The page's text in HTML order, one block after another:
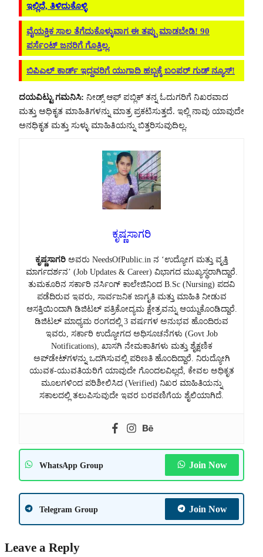
ಇಲ್ಲಿದೆ, ತಿಳಿದುಕೊಳ್ಳಿ
ವೈಯಕ್ತಿಕ ಸಾಲ ತೆಗೆದುಕೊಳ್ಳುವಾಗ ಈ ತಪ್ಪು ಮಾಡಬೇಡಿ! 90
ಪರ್ಸೆಂಟ್ ಜನರಿಗೆ ಗೊತ್ತಿಲ್ಲ.
ಬಿಪಿಎಲ್ ಕಾರ್ಡ್ ಇದ್ದವರಿಗೆ ಯುಗಾದಿ ಹಬ್ಬಕ್ಕೆ ಬಂಪರ್ ಗುಡ್ ನ್ಯೂಸ್!
ದಯವಿಟ್ಟು ಗಮನಿಸಿ: ನೀಡ್ಸ್ ಆಫ್ ಪಬ್ಲಿಕ್ ತನ್ನ ಓದುಗರಿಗೆ ನಿಖರವಾದ
ಮತ್ತು ಅಧಿಕೃತ ಮಾಹಿತಿಗಳನ್ನು ಮಾತ್ರ ಪ್ರಕಟಿಸುತ್ತದೆ. ಇಲ್ಲಿ ನಾವು ಯಾವುದೇ
ಅನಧಿಕೃತ ಮತ್ತು ಸುಳ್ಳು ಮಾಹಿತಿಯನ್ನು ಬಿತ್ತರಿಸುವುದಿಲ್ಲ.
ಕೃಷ್ಣಸಾಗರಿ
ಕೃಷ್ಣಸಾಗರಿ ಅವರು NeedsOfPublic.in ನ ‘ಉದ್ಯೋಗ ಮತ್ತು ವೃತ್ತಿ
ಮಾರ್ಗದರ್ಶನ’ (Job Updates & Career) ವಿಭಾಗದ ಮುಖ್ಯಸ್ಥರಾಗಿದ್ದಾರೆ.
ತುಮಕೂರಿನ ಸರ್ಕಾರಿ ನರ್ಸಿಂಗ್ ಕಾಲೇಜಿನಿಂದ B.Sc (Nursing) ಪದವಿ
ಪಡೆದಿರುವ ಇವರು, ಸಾರ್ವಜನಿಕ ಜಾಗೃತಿ ಮತ್ತು ಮಾಹಿತಿ ನೀಡುವ
ಆಸಕ್ತಿಯಿಂದಾಗಿ ಡಿಜಿಟಲ್ ಪತ್ರಿಕೋದ್ಯಮ ಕ್ಷೇತ್ರವನ್ನು ಆಯ್ದುಕೊಂಡಿದ್ದಾರೆ.
ಡಿಜಿಟಲ್ ಮಾಧ್ಯಮ ರಂಗದಲ್ಲಿ 3 ವರ್ಷಗಳ ಅನುಭವ ಹೊಂದಿರುವ
ಇವರು, ಸರ್ಕಾರಿ ಉದ್ಯೋಗದ ಅಧಿಸೂಚನೆಗಳು (Govt Job
Notifications), ಖಾಸಗಿ ನೇಮಕಾತಿಗಳು ಮತ್ತು ಶೈಕ್ಷಣಿಕ
ಅಪ್‌ಡೇಟ್‌ಗಳನ್ನು ಒದಗಿಸುವಲ್ಲಿ ಪರಿಣತಿ ಹೊಂದಿದ್ದಾರೆ. ನಿರುದ್ಯೋಗಿ
ಯುವಕ-ಯುವತಿಯರಿಗೆ ಯಾವುದೇ ಗೊಂದಲವಿಲ್ಲದೆ, ಕೇವಲ ಅಧಿಕೃತ
ಮೂಲಗಳಿಂದ ಪರಿಶೀಲಿಸಿದ (Verified) ನಿಖರ ಮಾಹಿತಿಯನ್ನು
ಸಕಾಲದಲ್ಲಿ ತಲುಪಿಸುವುದೇ ಇವರ ಬರವಣಿಗೆಯ ಶೈಲಿಯಾಗಿದೆ.
WhatsApp Group Join Now
Telegram Group Join Now
Leave a Reply